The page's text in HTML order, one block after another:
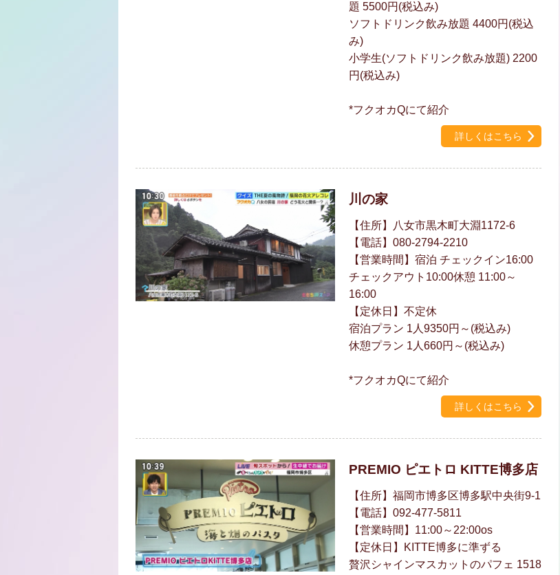
題 5500円(税込み)
ソフトドリンク飲み放題 4400円(税込
み)
小学生(ソフトドリンク飲み放題) 2200
円(税込み)
*フクオカQにて紹介
詳しくはこちら
川の家
【住所】八女市黒木町大淵1172-6
【電話】080-2794-2210
【営業時間】宿泊 チェックイン16:00
チェックアウト10:00休憩 11:00～
16:00
【定休日】不定休
宿泊プラン 1人9350円～(税込み)
休憩プラン 1人660円～(税込み)
*フクオカQにて紹介
詳しくはこちら
PREMIO ピエトロ KITTE博多店
【住所】福岡市博多区博多駅中央街9-1
【電話】092-477-5811
【営業時間】11:00～22:00os
【定休日】KITTE博多に準ずる
贅沢シャインマスカットのパフェ 1518